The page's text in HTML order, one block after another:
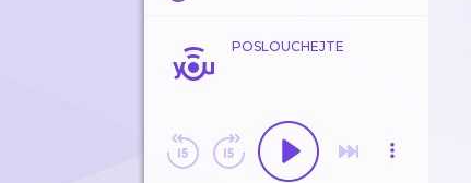
POSLOUCHEJTE